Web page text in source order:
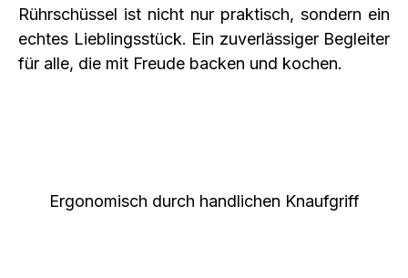
Rührschüssel ist nicht nur praktisch, sondern ein
echtes Lieblingsstück. Ein zuverlässiger Begleiter
für alle, die mit Freude backen und kochen.
Ergonomisch durch handlichen Knaufgriff